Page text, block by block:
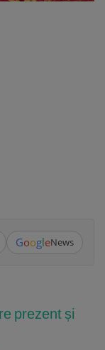
GoogleNews
prezent și